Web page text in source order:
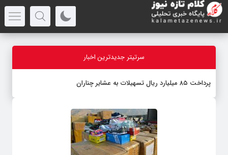
سرتیتر جدیدترین اخبار
پرداخت ۸۵ میلیارد ریال تسهیلات به عشایر چناران